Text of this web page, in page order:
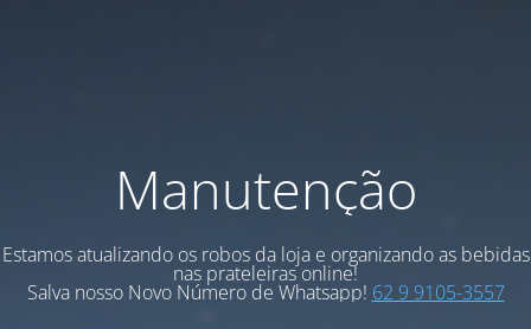
Manutenção
Estamos atualizando os robos da loja e organizando as bebidas
nas prateleiras online!
Salva nosso Novo Número de Whatsapp! 62 9 9105-3557